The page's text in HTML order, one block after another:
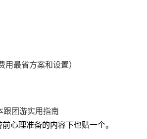
最省方案和设置）
跟团游实用指南
心理准备的内容下也贴一个。